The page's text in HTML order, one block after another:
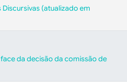
(atualizado em
da decisão da comissão de